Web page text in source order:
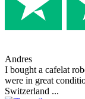
Andres
I bought a cafelat
were in great
Switzerland ...